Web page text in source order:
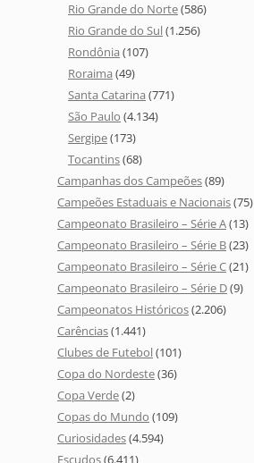
Rio Grande do Norte(586)
Rio Grande do Sul(1.256)
Rondônia (107)
Roraima (49)
Santa Catarina (771)
São Paulo (4.134)
Sergipe(173)
Tocantins(68)
Campanhas dos Campeões(89)
Campeões Estaduais e Nacionais(75)
Campeonato Brasileiro – Série A(13)
Campeonato Brasileiro – Série B(23)
Campeonato Brasileiro – Série C(21)
Campeonato Brasileiro – Série D(9)
Campeonatos Históricos(2.206)
Carências(1.441)
Clubes de Futebol(101)
Copa do Nordeste(36)
Copa Verde(2)
Copas do Mundo (109)
Curiosidades(4.594)
Escudos(6.411)